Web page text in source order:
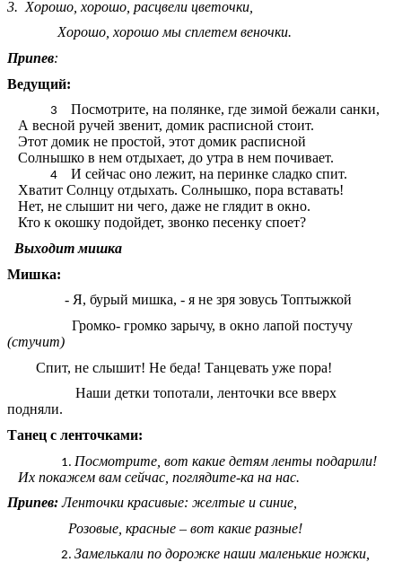
3. Хорошо, хорошо, расцвели цветочки,
Хорошо, хорошо мы сплетем веночки.
Припев:
Ведущий:
Посмотрите, на полянке, где зимой бежали санки,
А весной ручей звенит, домик расписной стоит.
Этот домик не простой, этот домик расписной
Солнышко в нем отдыхает, до утра в нем почивает.
И сейчас оно лежит, на перинке сладко спит.
Хватит Солнцу отдыхать. Солнышко, пора вставать!
Нет, не слышит ни чего, даже не глядит в окно.
Кто к окошку подойдет, звонко песенку споет?
Выходит мишка
Мишка:
- Я, бурый мишка, - я не зря зовусь Топтыжкой
Громко- громко зарычу, в окно лапой постучу
(стучит)
Спит, не слышит! Не беда! Танцевать уже пора!
Наши детки топотали, ленточки все вверх
подняли.
Танец с ленточками:
Посмотрите, вот какие детям ленты подарили!
Их покажем вам сейчас, поглядите-ка на нас.
Припев:Ленточки красивые: желтые и синие,
Розовые, красные – вот какие разные!
Замелькали по дорожке наши маленькие ножки,